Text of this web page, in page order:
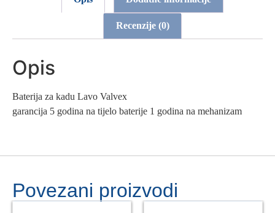
Recenzije (0)
Opis
Baterija za kadu Lavo Valvex
garancija 5 godina na tijelo baterije 1 godina na mehanizam
Povezani proizvodi